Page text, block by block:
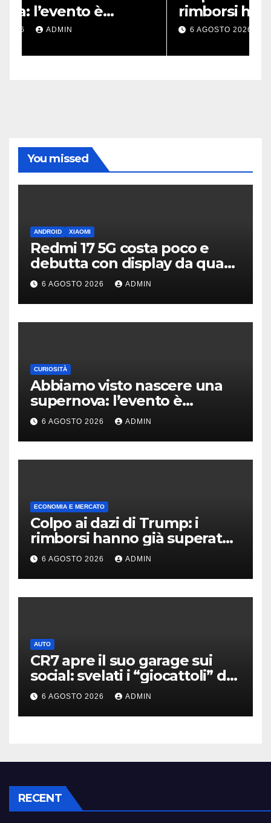
rimborsi hanno già superato
i 100 miliardi di dollari
6 AGOSTO 2026
You missed
ANDROID XIAOMI
Redmi 17 5G costa poco e
debutta con display da quasi
7 pollici e batteria enorme
6 AGOSTO 2026 ADMIN
CURIOSITÀ
Abbiamo visto nascere una
supernova: l’evento è
rarissimo
6 AGOSTO 2026 ADMIN
ECONOMIA E MERCATO
Colpo ai dazi di Trump: i
rimborsi hanno già superato i
100 miliardi di dollari
6 AGOSTO 2026 ADMIN
AUTO
CR7 apre il suo garage sui
social: svelati i “giocattoli” da
oltre 40 milioni
6 AGOSTO 2026 ADMIN
RECENT